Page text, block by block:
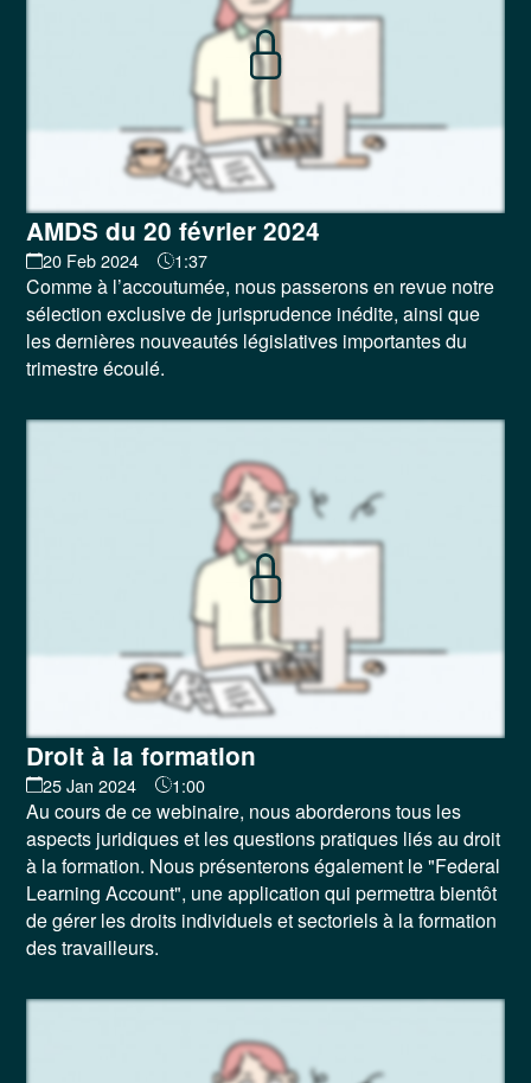
AMDS du 20 février 2024
20 Feb 2024 1:37
Comme à l’accoutumée, nous passerons en revue notre
sélection exclusive de jurisprudence inédite, ainsi que
les dernières nouveautés législatives importantes du
trimestre écoulé.
Droit à la formation
25 Jan 2024 1:00
Au cours de ce webinaire, nous aborderons tous les
aspects juridiques et les questions pratiques liés au droit
à la formation. Nous présenterons également le "Federal
Learning Account", une application qui permettra bientôt
de gérer les droits individuels et sectoriels à la formation
des travailleurs.